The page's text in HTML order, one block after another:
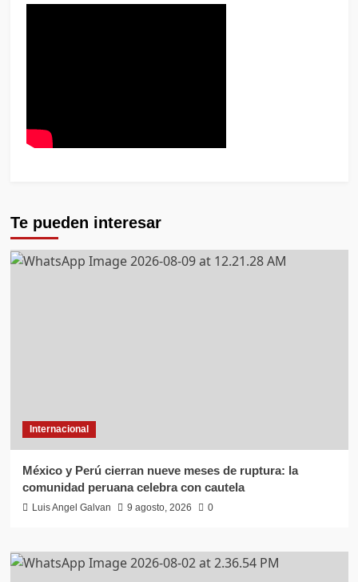
Te pueden interesar
Internacional
México y Perú cierran nueve meses de ruptura: la
comunidad peruana celebra con cautela
Luis Angel Galvan 9 agosto, 2026 0